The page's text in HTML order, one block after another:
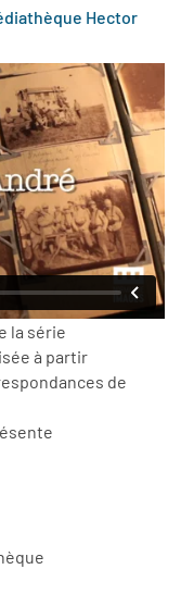
Hector
la série
à partir
de